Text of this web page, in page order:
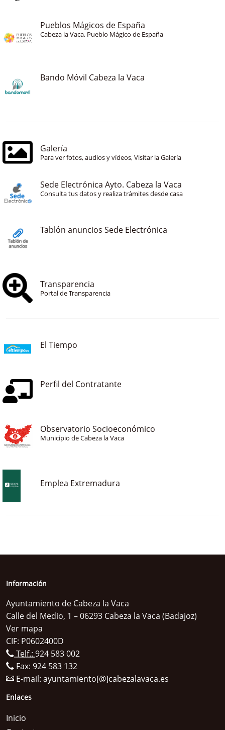
Pueblos Mágicos de España
Cabeza la Vaca, Pueblo Mágico de España
Bando Móvil Cabeza la Vaca
Galería
Para ver fotos, audios y vídeos, Visitar la Galería
Sede Electrónica Ayto. Cabeza la Vaca
Consulta tus datos y realiza trámites desde casa
Tablón anuncios Sede Electrónica
Transparencia
Portal de Transparencia
El Tiempo
Perfil del Contratante
Observatorio Socioeconómico
Municipio de Cabeza la Vaca
Emplea Extremadura
Información
Ayuntamiento de Cabeza la Vaca
Calle del Medio, 1 – 06293 Cabeza la Vaca (Badajoz)
Ver mapa
CIF: P0602400D
Telf.: 924 583 002
Fax: 924 583 132
E-mail: ayuntamiento[@]cabezalavaca.es
Enlaces
Inicio